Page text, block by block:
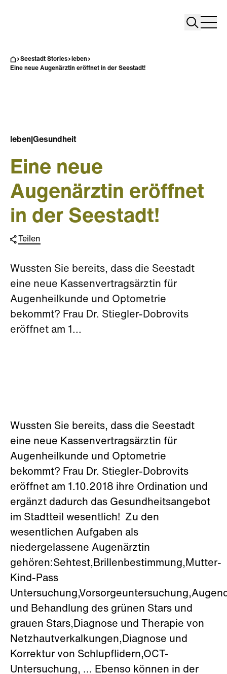
Search
Seestadt Stories
leben
Eine neue Augenärztin eröffnet in der Seestadt!
leben Gesundheit
Eine neue
Augenärztin eröffnet
in der Seestadt!
Teilen
Wussten Sie bereits, dass die Seestadt
eine neue Kassenvertragsärztin für
Augenheilkunde und Optometrie
bekommt? Frau Dr. Stiegler-Dobrovits
eröffnet am 1...
Wussten Sie bereits, dass die Seestadt
eine neue Kassenvertragsärztin für
Augenheilkunde und Optometrie
bekommt? Frau Dr. Stiegler-Dobrovits
eröffnet am 1.10.2018 ihre Ordination und
ergänzt dadurch das Gesundheitsangebot
im Stadtteil wesentlich! Zu den
wesentlichen Aufgaben als
niedergelassene Augenärztin
gehören:Sehtest,Brillenbestimmung,Mutter-
Kind-Pass
und Behandlung des grünen Stars und
grauen Stars,Diagnose und Therapie von
Netzhautverkalkungen,Diagnose und
Korrektur von Schlupflidern,OCT-
Untersuchung, ... Ebenso können in der